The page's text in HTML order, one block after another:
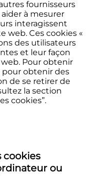
fournisseurs
à mesurer
interagissent
web. Ces cookies «
des utilisateurs
et leur façon
Pour obtenir
pour obtenir des
de se retirer de
la section
cookies”.
cookies
ou